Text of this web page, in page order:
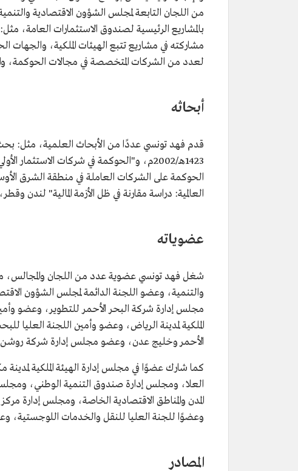
من اللجان التابعة لمجلس الشؤون الاقتصادية
بالمشاريع الرئيسية لصندوق الاستثمارات العامة،
مشاركته في مشاريع تتبع الهيئات الملكية،
لعدد من الشركات المتخصصة في مجالات الحوكمة،
أبحاثه
قدم فهد تونسي عددًا من الأبحاث العلمية، مثل:
العالمية: دراسة مقارنة في ظل الأزمة المالية" لندن وقطر، عام
عضوياته
شغل فهد تونسي عضوية عدد من اللجان والمجالس،
والتنمية، وعضو اللجنة الدائمة لمجلس الشؤون
مجلس إدارة شركة البحر الأحمر للتطوير، وعضو
الملكية لمدينة الرياض، وعضو وأمين اللجنة العليا
الأحمر وخليج عدن، وعضو مجلس إدارة شركة
كما شارك عضوًا في مجلس إدارة الهيئة الملكية لمدينة
العلا، ومجلس إدارة صندوق التنمية الوطني،
المدن والمناطق الاقتصادية الخاصة، ومجلس إدارة
وعضوًا للجنة العليا للنقل والخدمات اللوجستية،
المصادر